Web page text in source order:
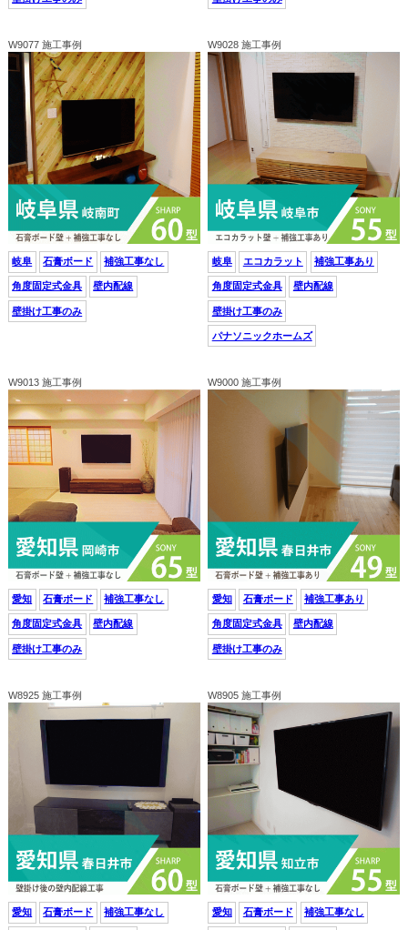
W9077 施工事例
岐阜 石膏ボード 補強工事なし
角度固定式金具 壁内配線
壁掛け工事のみ
W9028 施工事例
岐阜 エコカラット 補強工事あり
角度固定式金具 壁内配線
壁掛け工事のみ
パナソニックホームズ
W9013 施工事例
愛知 石膏ボード 補強工事なし
角度固定式金具 壁内配線
壁掛け工事のみ
W9000 施工事例
愛知 石膏ボード 補強工事あり
角度固定式金具 壁内配線
壁掛け工事のみ
W8925 施工事例
愛知 石膏ボード 補強工事なし
W8905 施工事例
愛知 石膏ボード 補強工事なし